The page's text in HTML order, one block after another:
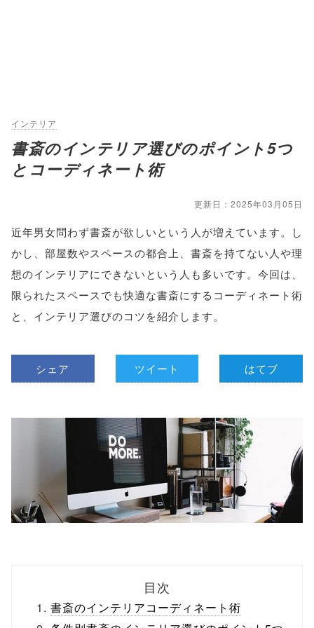
インテリア
書斎のインテリア選びのポイント5つ
とコーディネート術
更新日：2025年03月05日
近年男女問わず書斎が欲しいという人が増えています。し
かし、部屋数やスペースの都合上、書斎を持てない人や理
想のインテリアにできないという人も多いです。今回は、
限られたスペースでも快適な書斎にするコーディネート術
と、インテリア選びのコツを紹介します。
シェア ツイート はてブ
目次
書斎のインテリアコーディネート術